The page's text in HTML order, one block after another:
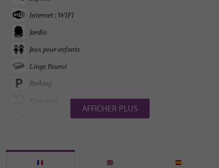
Internet : WIFI
Jardin
Jeux pour enfants
Linge Fourni
Parking
Salon de Jardin
Télévision : non
AFFICHER PLUS